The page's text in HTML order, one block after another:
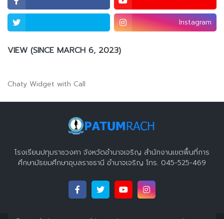
Instagram
VIEW (SINCE MARCH 6, 2023)
Chaty Widget with Call
โรงเรียนปทุมราชวงศา จังหวัดอำนาจเจริญ สำนักงานเขตพื้นที่การ
ศึกษามัธยมศึกษาอุบลราชธานี อำนาจเจริญ โทร. 045-525-469